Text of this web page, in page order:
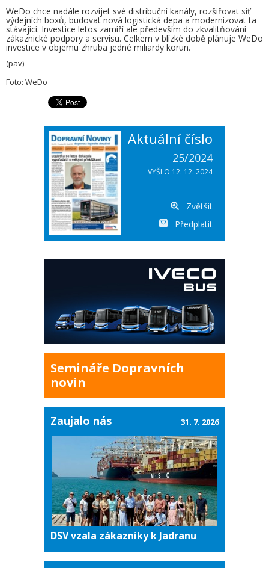
WeDo chce nadále rozvíjet své distribuční kanály, rozšiřovat síť
výdejních boxů, budovat nová logistická depa a modernizovat ta
stávající. Investice letos zamíří ale především do zkvalitňování
zákaznické podpory a servisu. Celkem v blízké době plánuje WeDo
investice v objemu zhruba jedné miliardy korun.
(pav)
Foto: WeDo
Aktuální číslo
25/2024
VYŠLO 12. 12. 2024
Zvětšit
Předplatit
Semináře Dopravních
novin
Zaujalo nás
DSV vzala zákazníky k Jadranu
31. 7. 2026